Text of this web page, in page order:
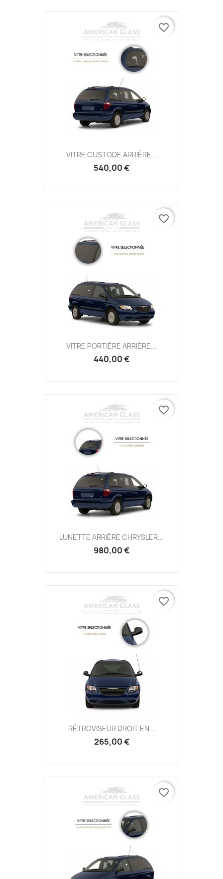
VITRE CUSTODE ARRIÈRE...
540,00 €
favorite_border
VITRE PORTIÈRE ARRIÈRE...
440,00 €
favorite_border
LUNETTE ARRIÈRE CHRYSLER...
980,00 €
favorite_border
RÉTROVISEUR DROIT EN...
265,00 €
favorite_border
favorite_border